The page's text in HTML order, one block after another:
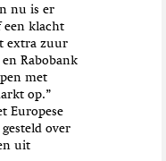
nu is er
een klacht
extra zuur
Rabobank
met
op.”
Europese
over
uit